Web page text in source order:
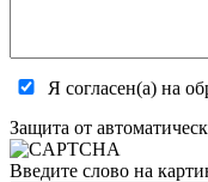
Я согласен(а) на
Защита от
Введите слово на